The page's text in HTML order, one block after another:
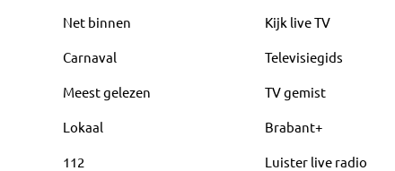
Net binnen
Carnaval
Meest gelezen
Lokaal
112
Kijk live TV
Televisiegids
TV gemist
Brabant+
Luister live radio